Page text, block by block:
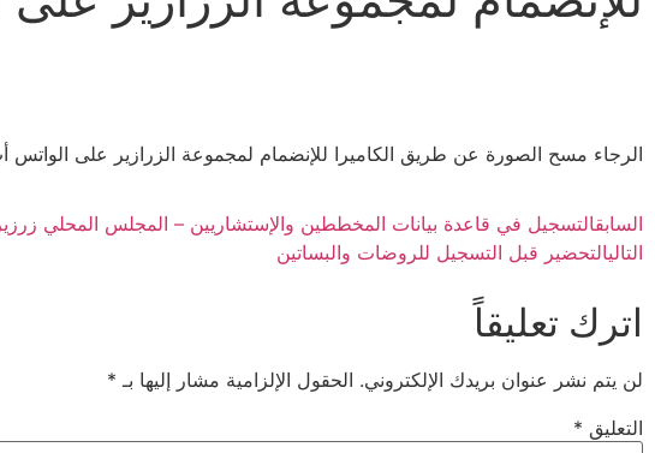
الرجاء مسح الصورة عن طريق الكاميرا للإنضمام لمجموعة الزرازير على الواتس
السابقالتسجيل في قاعدة بيانات المخططين والإستشاريين – المجلس المحلي زرزير
التاليالتحضير قبل التسجيل للروضات والبساتين
اترك تعليقاً
لن يتم نشر عنوان بريدك الإلكتروني. الحقول الإلزامية مشار إليها بـ *
التعليق *